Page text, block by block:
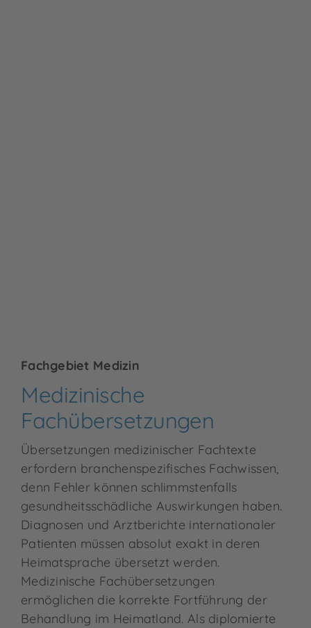
Fachgebiet Medizin
Medizinische
Fachübersetzungen
Übersetzungen medizinischer Fachtexte
erfordern branchenspezifisches Fachwissen,
denn Fehler können schlimmstenfalls
gesundheitsschädliche Auswirkungen haben.
Diagnosen und Arztberichte internationaler
Patienten müssen absolut exakt in deren
Heimatsprache übersetzt werden.
Medizinische Fachübersetzungen
ermöglichen die korrekte Fortführung der
Behandlung im Heimatland. Als diplomierte